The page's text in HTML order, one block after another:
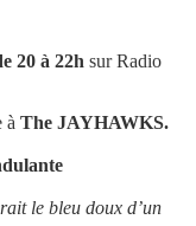
20 à 22h sur Radio
à The JAYHAWKS.
le bleu doux d’un